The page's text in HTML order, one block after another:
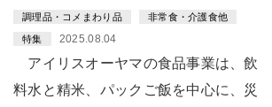
調理品・コメまわり品 非常食・介護食他
特集 2025.08.04
アイリスオーヤマの食品事業は、飲
料水と精米、パックご飯を中心に、災